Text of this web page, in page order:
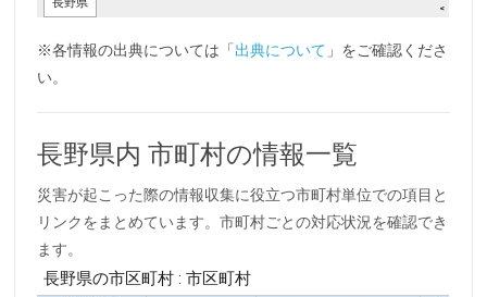
※各情報の出典については「出典について 」をご確認くださ
い。
長野県内 市町村の情報一覧
災害が起こった際の情報収集に役立つ市町村単位での項目と
リンクをまとめています。市町村ごとの対応状況を確認でき
ます。